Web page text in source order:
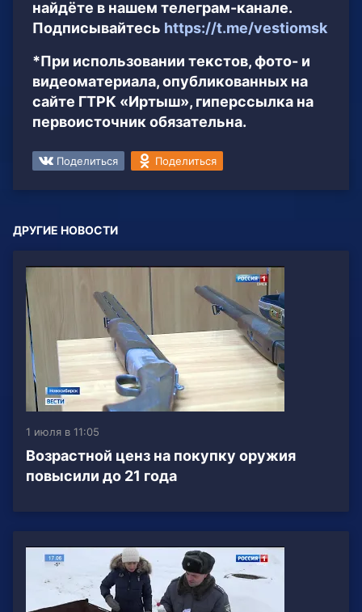
найдёте в нашем телеграм-канале.
Подписывайтесь https://t.me/vestiomsk
*При использовании текстов, фото- и
видеоматериала, опубликованных на
сайте ГТРК «Иртыш», гиперссылка на
первоисточник обязательна.
Поделиться Поделиться
ДРУГИЕ НОВОСТИ
1 июля в 11:05
Возрастной ценз на покупку оружия
повысили до 21 года